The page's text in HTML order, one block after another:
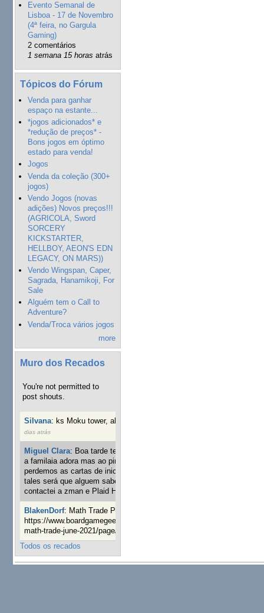
Evento Semanal de
Lisboa - 17 de Novembro
(4ª feira, no Gargula
Gaming)
2 comentários
1 semana 15 horas atrás
Tópicos do Fórum
Venda para ganhar
espaço na estante...
*jogos adicionados* e
*redução de preços* -
Bons jogos em óptimo
estado para venda!
Jogos
Venda da coleção (300+
jogos)
Vendo Jogos (novas
adições) Novos preços!!!
(AGRICOLA, Sword
SORCERY
KICKSTARTER,
HELLBOY, AEON'S EDN
LEGACY, ON MARS))
Vendo Wingspan, Caper,
Sagrada, Hanamikoji, For
Sale
Alguém tem o Call to
Adventure?
Venda/Troca vários jogos
more
Muro dos Recados
You're not permitted to
post shouts.
Silvana: ks Moku tower, alguém interessado?
dias atrás
Miguel Clara: Boa tarde tenho jogo Mice and mistics que
a familaia adora mas ao pintarmos as miniaturas
perdemos as cartas de iniciaticva da expanção downood
tales será que alguem sabe onde adquirir as cartas já
contactei a zman e Plaid Hat e nada
BlakenDorf: Math Trade Portuguesa a decorrer. Aqui:
https://www.boardgamegeek.com/geeklist/286035/portugal-
math-trade-june-2021/page/1
Todos os recados